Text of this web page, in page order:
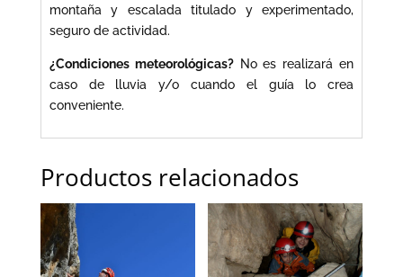
montaña y escalada titulado y experimentado,
seguro de actividad.
¿Condiciones meteorológicas?No es realizará en
caso de lluvia y/o cuando el guía lo crea
conveniente.
Productos relacionados